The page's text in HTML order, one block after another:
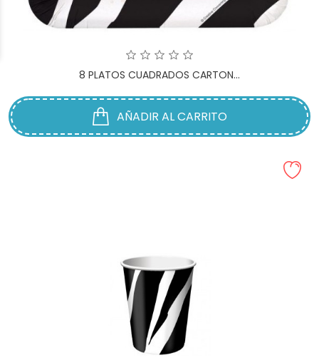
8 PLATOS CUADRADOS CARTON...
AÑADIR AL CARRITO